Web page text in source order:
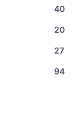
40
20
27
94